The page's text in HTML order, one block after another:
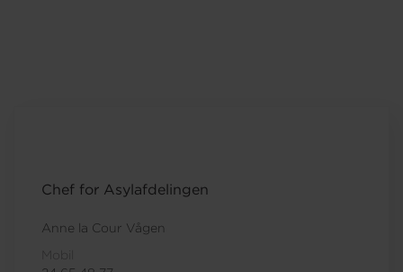
Chef for Asylafdelingen
Anne la Cour Vågen